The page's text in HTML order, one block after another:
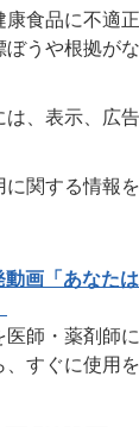
食品に不適
うや根拠が
、表示、広
関する情報
画「あなた
師・薬剤師
すぐに使用